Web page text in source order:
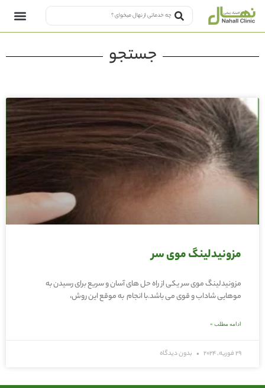
جستجو
مزونیدلینگ موی سر
مزونیدلینگ موی سر یکی از راه حل های آسان و سریع برای رسیدن به
موهایی شاداب و قوی می باشد.با انجام به موقع این روش،
ادامه مطلب »
29 فوریه, 2024 بدون دیدگاه